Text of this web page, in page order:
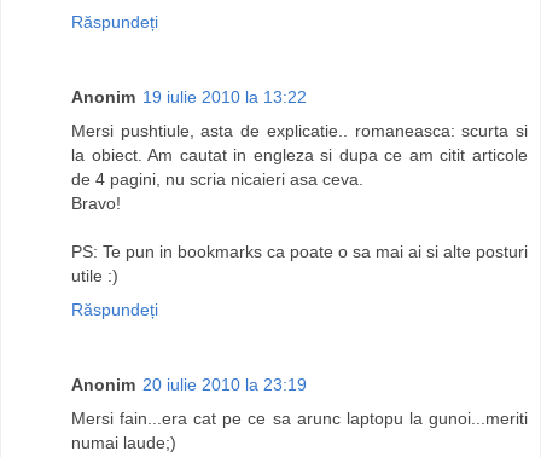
Răspundeți
Anonim 19 iulie 2010 la 13:22
Mersi pushtiule, asta de explicatie.. romaneasca: scurta si
la obiect. Am cautat in engleza si dupa ce am citit articole
de 4 pagini, nu scria nicaieri asa ceva.
Bravo!
PS: Te pun in bookmarks ca poate o sa mai ai si alte posturi
utile :)
Răspundeți
Anonim 20 iulie 2010 la 23:19
Mersi fain...era cat pe ce sa arunc laptopu la gunoi...meriti
numai laude;)